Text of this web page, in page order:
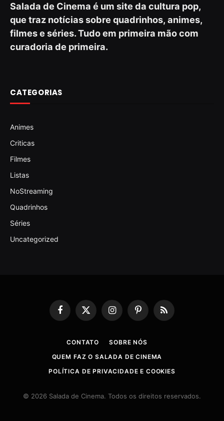
Salada de Cinema é um site da cultura pop,
que traz notícias sobre quadrinhos, animes,
filmes e séries. Tudo em primeira mão com
curadoria de primeira.
CATEGORIAS
Animes
Criticas
Filmes
Listas
NoStreaming
Quadrinhos
Séries
Uncategorized
Facebook
X
(Twitter)
InstagramPinterestRSS
CONTATO
SOBRE NÓS
QUEM FAZ O SALADA DE CINEMA
POLÍTICA DE PRIVACIDADE E COOKIES
© 2026 Salada de Cinema. Todos os direitos reservados.